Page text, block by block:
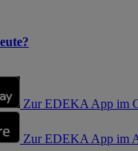
Zur EDEKA App im
Zur EDEKA App im